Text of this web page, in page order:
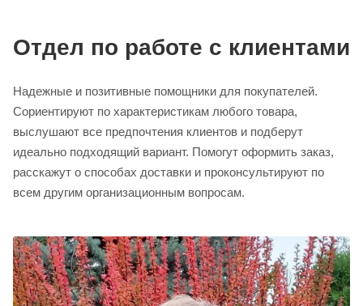
Отдел по работе с клиентами
Надежные и позитивные помощники для покупателей.
Сориентируют по характеристикам любого товара,
выслушают все предпочтения клиентов и подберут
идеально подходящий вариант. Помогут оформить заказ,
расскажут о способах доставки и проконсультируют по
всем другим организационным вопросам.